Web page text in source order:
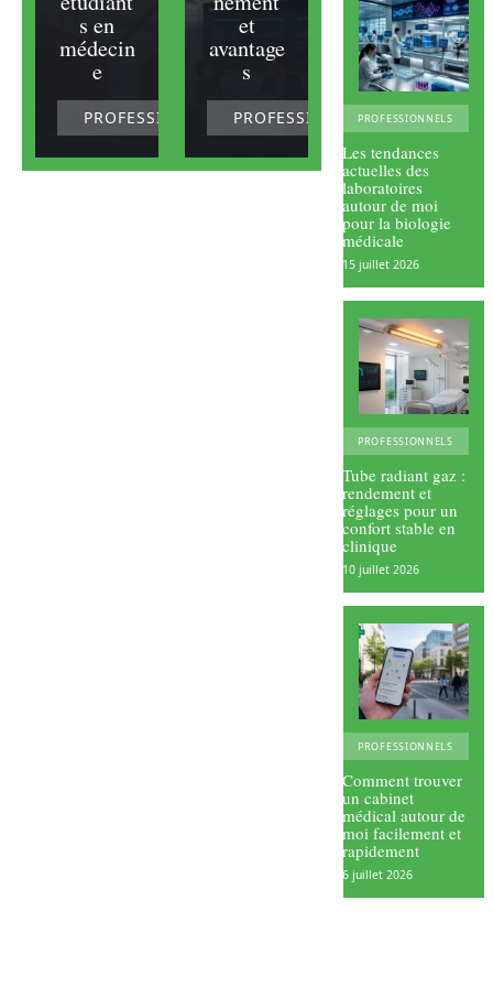
s en
médecin
e
PROFESSIONNELS
et
avantage
s
PROFESSIONNELSPROFESSIONNELS
Les tendances
actuelles des
laboratoires
autour de moi
pour la biologie
médicale
15 juillet 2026
PROFESSIONNELS
Tube radiant gaz :
rendement et
réglages pour un
confort stable en
clinique
10 juillet 2026
PROFESSIONNELS
Comment trouver
un cabinet
médical autour de
moi facilement et
rapidement
6 juillet 2026
L’import